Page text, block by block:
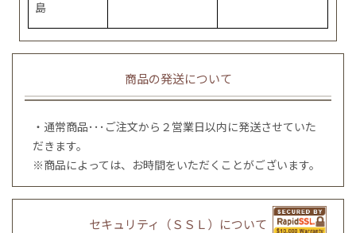
島
商品の発送について
・通常商品･･･ご注文から２営業日以内に発送させていた
だきます。
※商品によっては、お時間をいただくことがございます。
セキュリティ（ＳＳＬ）について